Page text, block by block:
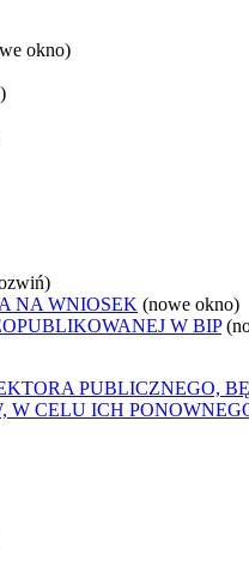
okno)
NA WNIOSEK (nowe okno)
W BIP
PUBLICZNEGO,
W CELU ICH